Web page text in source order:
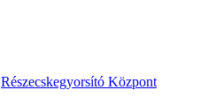
Részecskegyorsító Központ